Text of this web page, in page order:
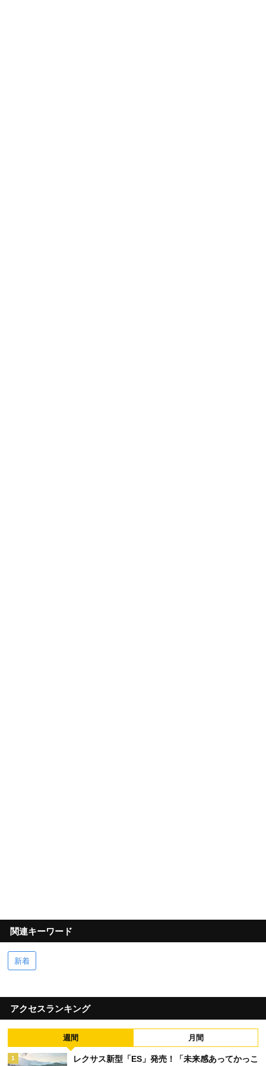
関連キーワード
新着
アクセスランキング
週間 月間
1 レクサス新型「ES」発売！「未来感あってかっこ